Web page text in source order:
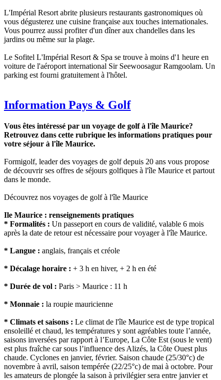
L'Impérial Resort abrite plusieurs restaurants gastronomiques où
vous dégusterez une cuisine française aux touches internationales.
Vous pourrez aussi profiter d'un dîner aux chandelles dans les
jardins ou même sur la plage.
Le Sofitel L'Impérial Resort & Spa se trouve à moins d'1 heure en
voiture de l'aéroport international Sir Seewoosagur Ramgoolam. Un
parking est fourni gratuitement à l'hôtel.
Information Pays & Golf
Vous êtes intéressé par un voyage de golf à l'île Maurice?
Retrouvez dans cette rubrique les informations pratiques pour
votre séjour à l'île Maurice.
Formigolf, leader des voyages de golf depuis 20 ans vous propose
de découvrir ses offres de séjours golfiques à l'île Maurice et partout
dans le monde.
Découvrez nos voyages de golf à l'île Maurice
Ile Maurice : renseignements pratiques
* Formalités : Un passeport en cours de validité, valable 6 mois
après la date de retour est nécessaire pour voyager à l'île Maurice.
* Langue : anglais, français et créole
* Décalage horaire : + 3 h en hiver, + 2 h en été
* Durée de vol : Paris > Maurice : 11 h
* Monnaie : la roupie mauricienne
* Climats et saisons : Le climat de l'île Maurice est de type tropical
ensoleillé et chaud, les températures y sont agréables toute l’année,
saisons inversées par rapport à l’Europe, La Côte Est (sous le vent)
est plus fraîche car sous l’influence des Alizés, la Côte Ouest plus
chaude. Cyclones en janvier, février. Saison chaude (25/30°c) de
novembre à avril, saison tempérée (22/25°c) de mai à octobre. Pour
les amateurs de plongée la saison à privilégier sera entre janvier et